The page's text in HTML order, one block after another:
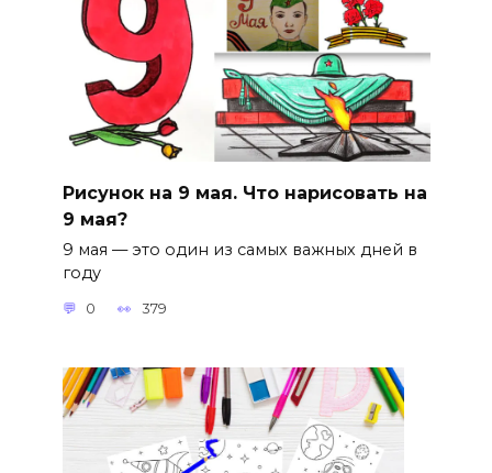
Рисунок на 9 мая. Что нарисовать на
9 мая?
9 мая — это один из самых важных дней в
году
0 379